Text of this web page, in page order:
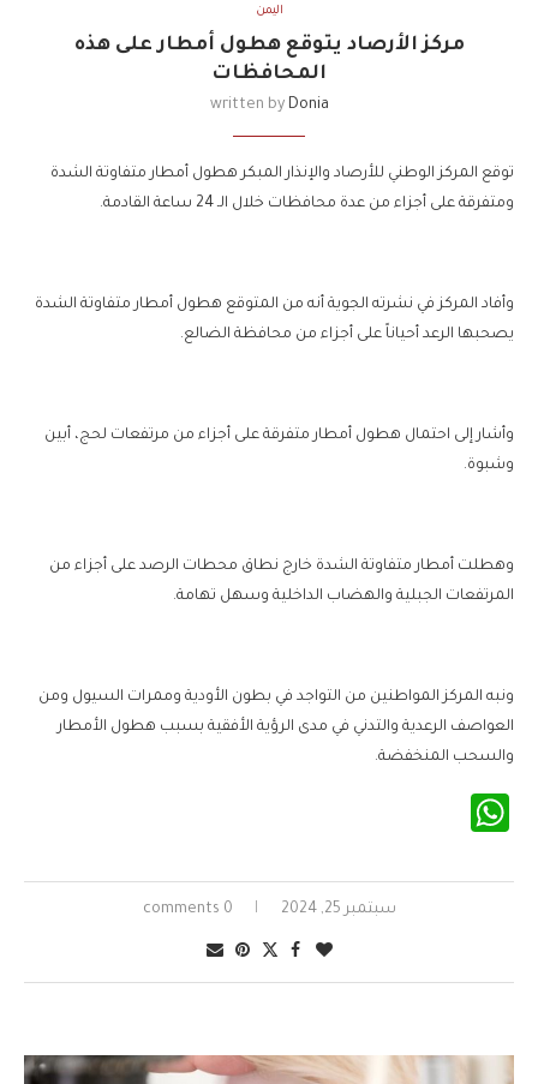
اليمن
مركز الأرصاد يتوقع هطول أمطار على هذه
المحافظات
written by Donia
توقع المركز الوطني للأرصاد والإنذار المبكر هطول أمطار متفاوتة الشدة
ومتفرقة على أجزاء من عدة محافظات خلال الـ 24 ساعة القادمة.
وأفاد المركز في نشرته الجوية أنه من المتوقع هطول أمطار متفاوتة الشدة
يصحبها الرعد أحياناً على أجزاء من محافظة الضالع.
وأشار إلى احتمال هطول أمطار متفرقة على أجزاء من مرتفعات لحج، أبين
وشبوة.
وهطلت أمطار متفاوتة الشدة خارج نطاق محطات الرصد على أجزاء من
المرتفعات الجبلية والهضاب الداخلية وسهل تهامة.
ونبه المركز المواطنين من التواجد في بطون الأودية وممرات السيول ومن
العواصف الرعدية والتدني في مدى الرؤية الأفقية بسبب هطول الأمطار
والسحب المنخفضة.
سبتمبر 25, 2024 0 comments